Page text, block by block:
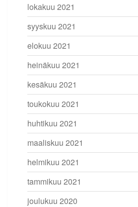
lokakuu 2021
syyskuu 2021
elokuu 2021
heinäkuu 2021
kesäkuu 2021
toukokuu 2021
huhtikuu 2021
maaliskuu 2021
helmikuu 2021
tammikuu 2021
joulukuu 2020